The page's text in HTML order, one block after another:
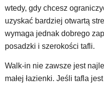
wtedy, gdy chcesz
uzyskać bardziej otwartą
wymaga jednak dobrego
posadzki i szerokości tafli.
Walk-in nie zawsze jest
małej łazienki. Jeśli tafla